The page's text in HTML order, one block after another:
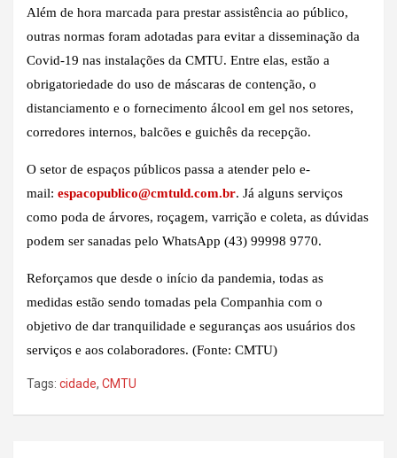
Além de hora marcada para prestar assistência ao público,
outras normas foram adotadas para evitar a disseminação da
Covid-19 nas instalações da CMTU. Entre elas, estão a
obrigatoriedade do uso de máscaras de contenção, o
distanciamento e o fornecimento álcool em gel nos setores,
corredores internos, balcões e guichês da recepção.
O setor de espaços públicos passa a atender pelo e-
mail: espacopublico@cmtuld.com.br. Já alguns serviços
como poda de árvores, roçagem, varrição e coleta, as dúvidas
podem ser sanadas pelo WhatsApp (43) 99998 9770.
Reforçamos que desde o início da pandemia, todas as
medidas estão sendo tomadas pela Companhia com o
objetivo de dar tranquilidade e seguranças aos usuários dos
serviços e aos colaboradores. (Fonte: CMTU)
Tags: cidade, CMTU